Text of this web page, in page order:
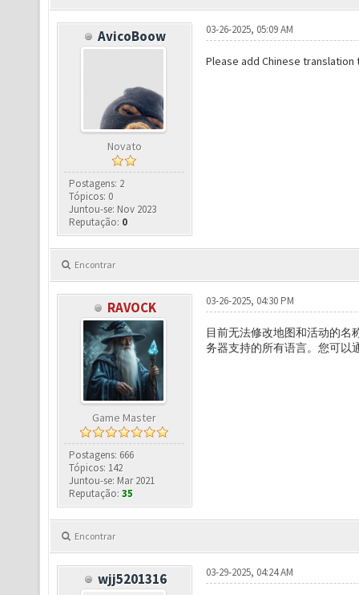
AvicoBoow
Novato
Postagens: 2
Tópicos: 0
Juntou-se: Nov 2023
Reputação: 0
03-26-2025, 05:09 AM
Please add Chinese
Encontrar
RAVOCK
Game Master
Postagens: 666
Tópicos: 142
Juntou-se: Mar 2021
Reputação:35
03-26-2025, 04:30 PM
目前无法修改地图和活动的名
务器支持的所有语言。您可以
Encontrar
wjj5201316 03-29-2025, 04:24 AM